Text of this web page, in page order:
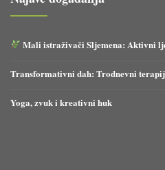
Mali istraživači Sljemena: Aktivni
Transformativni dah: Trodnevni
Yoga, zvuk i kreativni huk